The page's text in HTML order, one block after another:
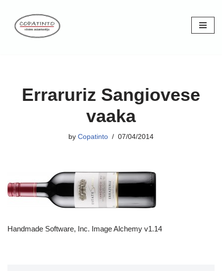
Skip
Erraruriz Sangiovese
vaaka
by Copatinto 07/04/2014
Handmade Software, Inc. Image Alchemy v1.14